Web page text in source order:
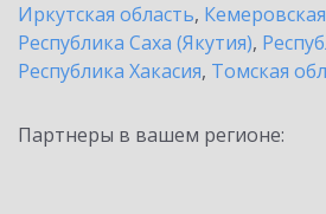
Иркутская область,
Республика Саха (Якутия),
Республика Хакасия, Томская
Партнеры в вашем регионе: